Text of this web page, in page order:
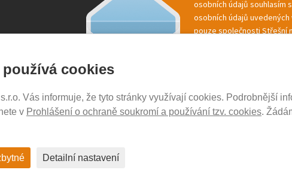
cookies
Vás informuje, že tyto stránky využívají cookies. Podrobnější
v Prohlášení o ochraně soukromí a používání tzv. cookies.
Detailní nastavení
osobních údajů souhlasím
osobních údajů
pouze společnosti Střešní
marketingové zpracování
NOSICE-EXPERT.CZ
Ochrana soukromí
Cookies nastavení